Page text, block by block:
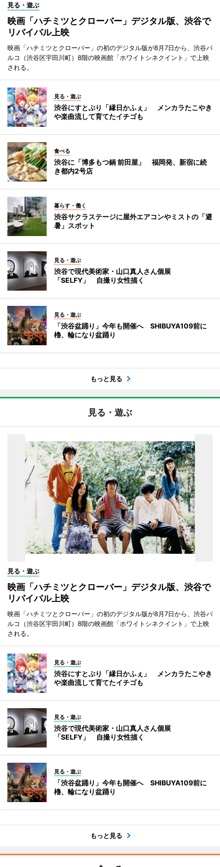
見る・遊ぶ
映画「ハチミツとクローバー」デジタル版、渋谷で
リバイバル上映
映画「ハチミツとクローバー」の初のデジタル版が8月7日から、渋谷パ
ルコ（渋谷区宇田川町）8階の映画館「ホワイトシネクイント」で上映
される。
見る・遊ぶ
渋谷にすとぷり「縁日かふぇ」 メンカラたこやき
や楽曲流して育てたイチゴも
食べる
渋谷に「博多もつ鍋 前田屋」 福岡発、新宿に続
き都内2号店
暮らす・働く
渋谷サクラステージに屋外エアコンやミストの「避
暑」スポット
見る・遊ぶ
渋谷で現代美術家・山口真人さん個展
「SELFY」 自撮り女性描く
見る・遊ぶ
「渋谷盆踊り」今年も開催へ SHIBUYA109前に
櫓、輪になり盆踊り
もっと見る
見る・遊ぶ
見る・遊ぶ
映画「ハチミツとクローバー」デジタル版、渋谷で
リバイバル上映
映画「ハチミツとクローバー」の初のデジタル版が8月7日から、渋谷パ
ルコ（渋谷区宇田川町）8階の映画館「ホワイトシネクイント」で上映
される。
見る・遊ぶ
渋谷にすとぷり「縁日かふぇ」 メンカラたこやき
や楽曲流して育てたイチゴも
見る・遊ぶ
渋谷で現代美術家・山口真人さん個展
「SELFY」 自撮り女性描く
見る・遊ぶ
「渋谷盆踊り」今年も開催へ SHIBUYA109前に
櫓、輪になり盆踊り
もっと見る